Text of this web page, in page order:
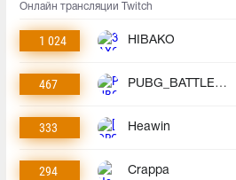
Онлайн трансляции Twitch
1 024 HIBAKO
467 PUBG_BATTLEGROUNDS
333 Heawin
294 Crappa